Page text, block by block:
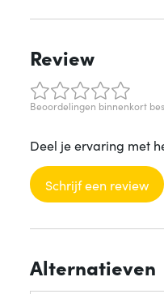
Review
Beoordelingen binnenkort
Deel je ervaring met
Schrijf een review
Alternatieven